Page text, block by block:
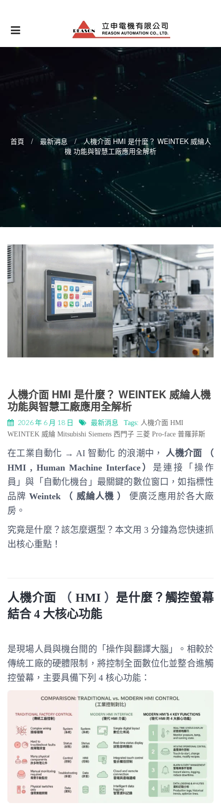
content
首頁 / 最新消息 /
人機介面 HMI 是什麼？ WEINTEK 威綸人
機 功能與智慧工廠應用全解析
人機介面 HMI 是什麼？ WEINTEK 威綸人機
功能與智慧工廠應用全解析
2026 年 6 月 18 日 最新消息 Tags: 人機介面 HMI
WEINTEK 威綸 Mitsubishi Siemens 西門子 三菱 Pro-face 普羅菲斯
在工業自動化 → AI 智動化 的浪潮中， 人機介面 （
HMI , Human Machine Interface ） 是連接「操作
員」與「自動化機台」最關鍵的數位窗口，如指標性
品牌Weintek （ 威綸人機 ）
便廣泛應用於各大廠
房。
究竟是什麼？該怎麼選型？本文用 3 分鐘為您快速抓
出核心重點！
人機介面 （ HMI ） 是什麼？觸控螢幕
結合 4 大核心功能
是現場人員與機台間的「操作與翻譯大腦」。相較於
傳統工廠的硬體限制，將控制全面數位化並整合進觸
控螢幕，主要具備下列 4 核心功能：